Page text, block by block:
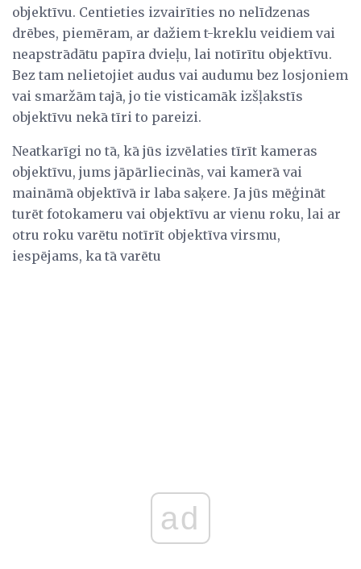
objektīvu. Centieties izvairīties no nelīdzenas
drēbes, piemēram, ar dažiem t-kreklu veidiem vai
neapstrādātu papīra dvieļu, lai notīrītu objektīvu.
Bez tam nelietojiet audus vai audumu bez losjoniem
vai smaržām tajā, jo tie visticamāk izšļakstīs
objektīvu nekā tīri to pareizi.
Neatkarīgi no tā, kā jūs izvēlaties tīrīt kameras
objektīvu, jums jāpārliecinās, vai kamerā vai
maināmā objektīvā ir laba saķere. Ja jūs mēģināt
turēt fotokameru vai objektīvu ar vienu roku, lai ar
otru roku varētu notīrīt objektīva virsmu,
iespējams, ka tā varētu
ad